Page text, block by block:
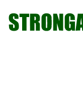
primær
hovedinnhold
primært
bunntekst